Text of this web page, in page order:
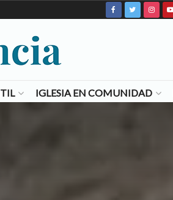
IGLESIA EN COMUNIDAD